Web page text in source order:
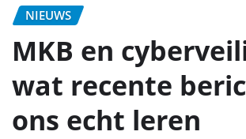
NIEUWS
MKB en
wat recente
ons echt leren